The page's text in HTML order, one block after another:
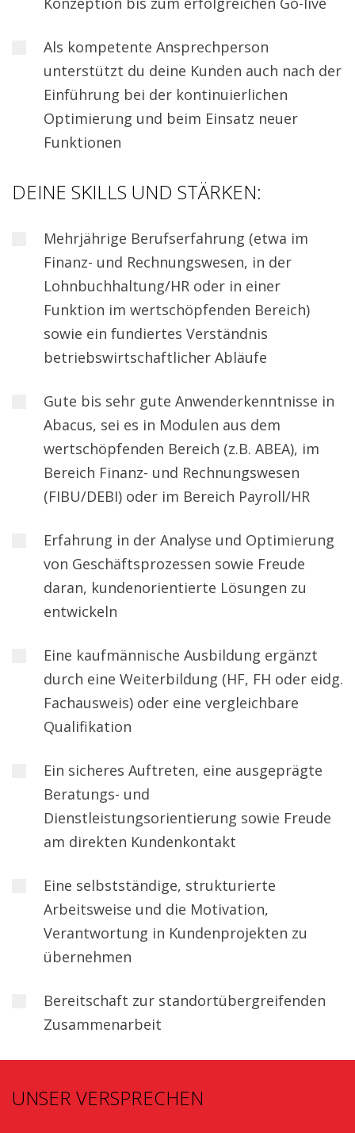
Als kompetente Ansprechperson
unterstützt du deine Kunden auch nach der
Einführung bei der kontinuierlichen
Optimierung und beim Einsatz neuer
Funktionen
DEINE SKILLS UND STÄRKEN:
Mehrjährige Berufserfahrung (etwa im
Finanz- und Rechnungswesen, in der
Lohnbuchhaltung/HR oder in einer
Funktion im wertschöpfenden Bereich)
sowie ein fundiertes Verständnis
betriebswirtschaftlicher Abläufe
Gute bis sehr gute Anwenderkenntnisse in
Abacus, sei es in Modulen aus dem
wertschöpfenden Bereich (z.B. ABEA), im
Bereich Finanz- und Rechnungswesen
(FIBU/DEBI) oder im Bereich Payroll/HR
Erfahrung in der Analyse und Optimierung
von Geschäftsprozessen sowie Freude
daran, kundenorientierte Lösungen zu
entwickeln
Eine kaufmännische Ausbildung ergänzt
durch eine Weiterbildung (HF, FH oder eidg.
Fachausweis) oder eine vergleichbare
Qualifikation
Ein sicheres Auftreten, eine ausgeprägte
Beratungs- und
Dienstleistungsorientierung sowie Freude
am direkten Kundenkontakt
Eine selbstständige, strukturierte
Arbeitsweise und die Motivation,
Verantwortung in Kundenprojekten zu
übernehmen
Bereitschaft zur standortübergreifenden
Zusammenarbeit
UNSER VERSPRECHEN